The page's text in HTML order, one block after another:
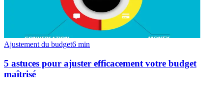
Ajustement du budget6 min
5 astuces pour ajuster efficacement votre budget
maîtrisé